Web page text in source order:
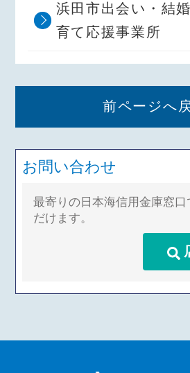
浜田市出会い・結
育て応援事業所
前ページへ
お問い合わせ
最寄りの日本海信用金庫窓口
だけます。